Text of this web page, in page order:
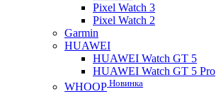
Pixel Watch 3
Pixel Watch 2
Garmin
HUAWEI
HUAWEI Watch GT 5
HUAWEI Watch GT 5 Pro
WHOOP Новинка